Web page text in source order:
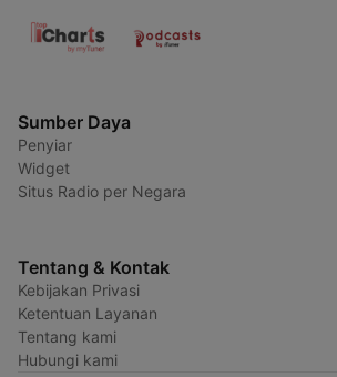
Sumber Daya
Penyiar
Widget
Situs Radio per Negara
Tentang & Kontak
Kebijakan Privasi
Ketentuan Layanan
Tentang kami
Hubungi kami